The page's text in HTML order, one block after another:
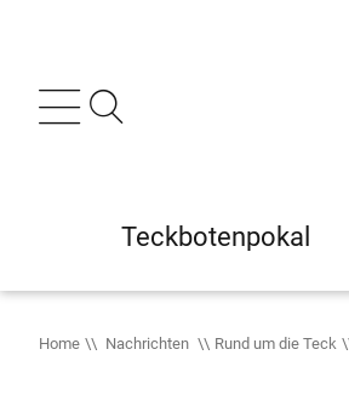
Teckbotenpokal
Home Nachrichten Rund um die Teck